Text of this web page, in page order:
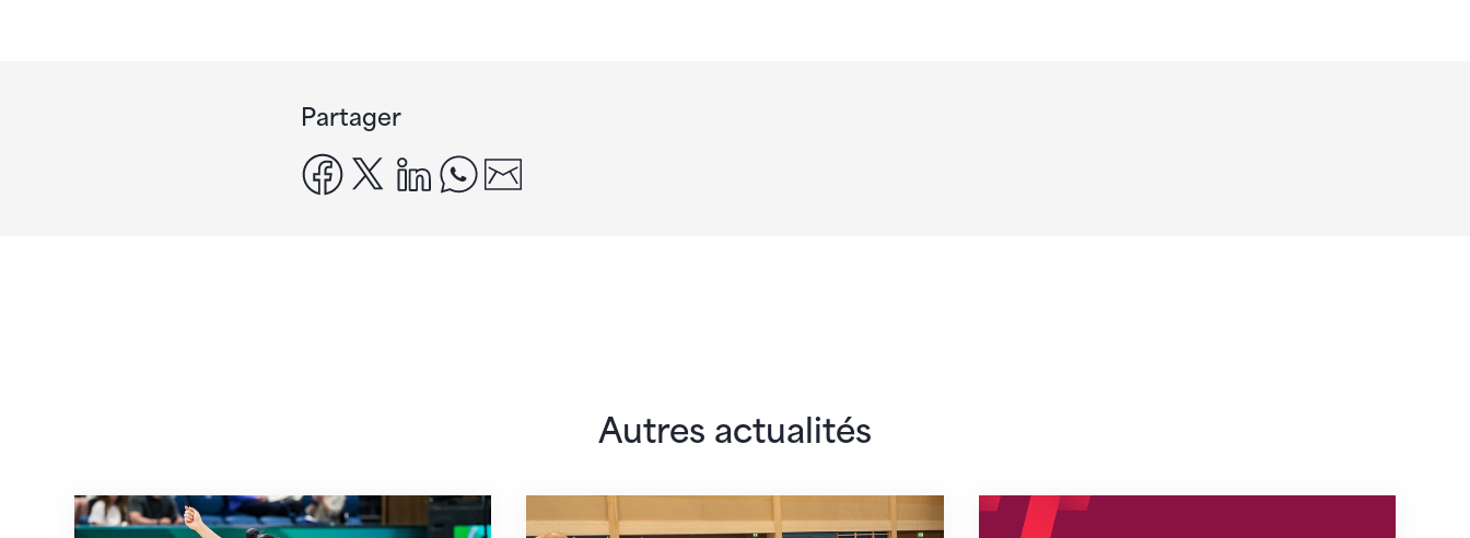
Partager
facebook
x linkedinwhatsapp
Autres actualités
Prochaine étape : les Championnats du mondeEn route pour Zagreb avec des objectifs clairsNouveaux horaires du secrétariat dès le 1er août